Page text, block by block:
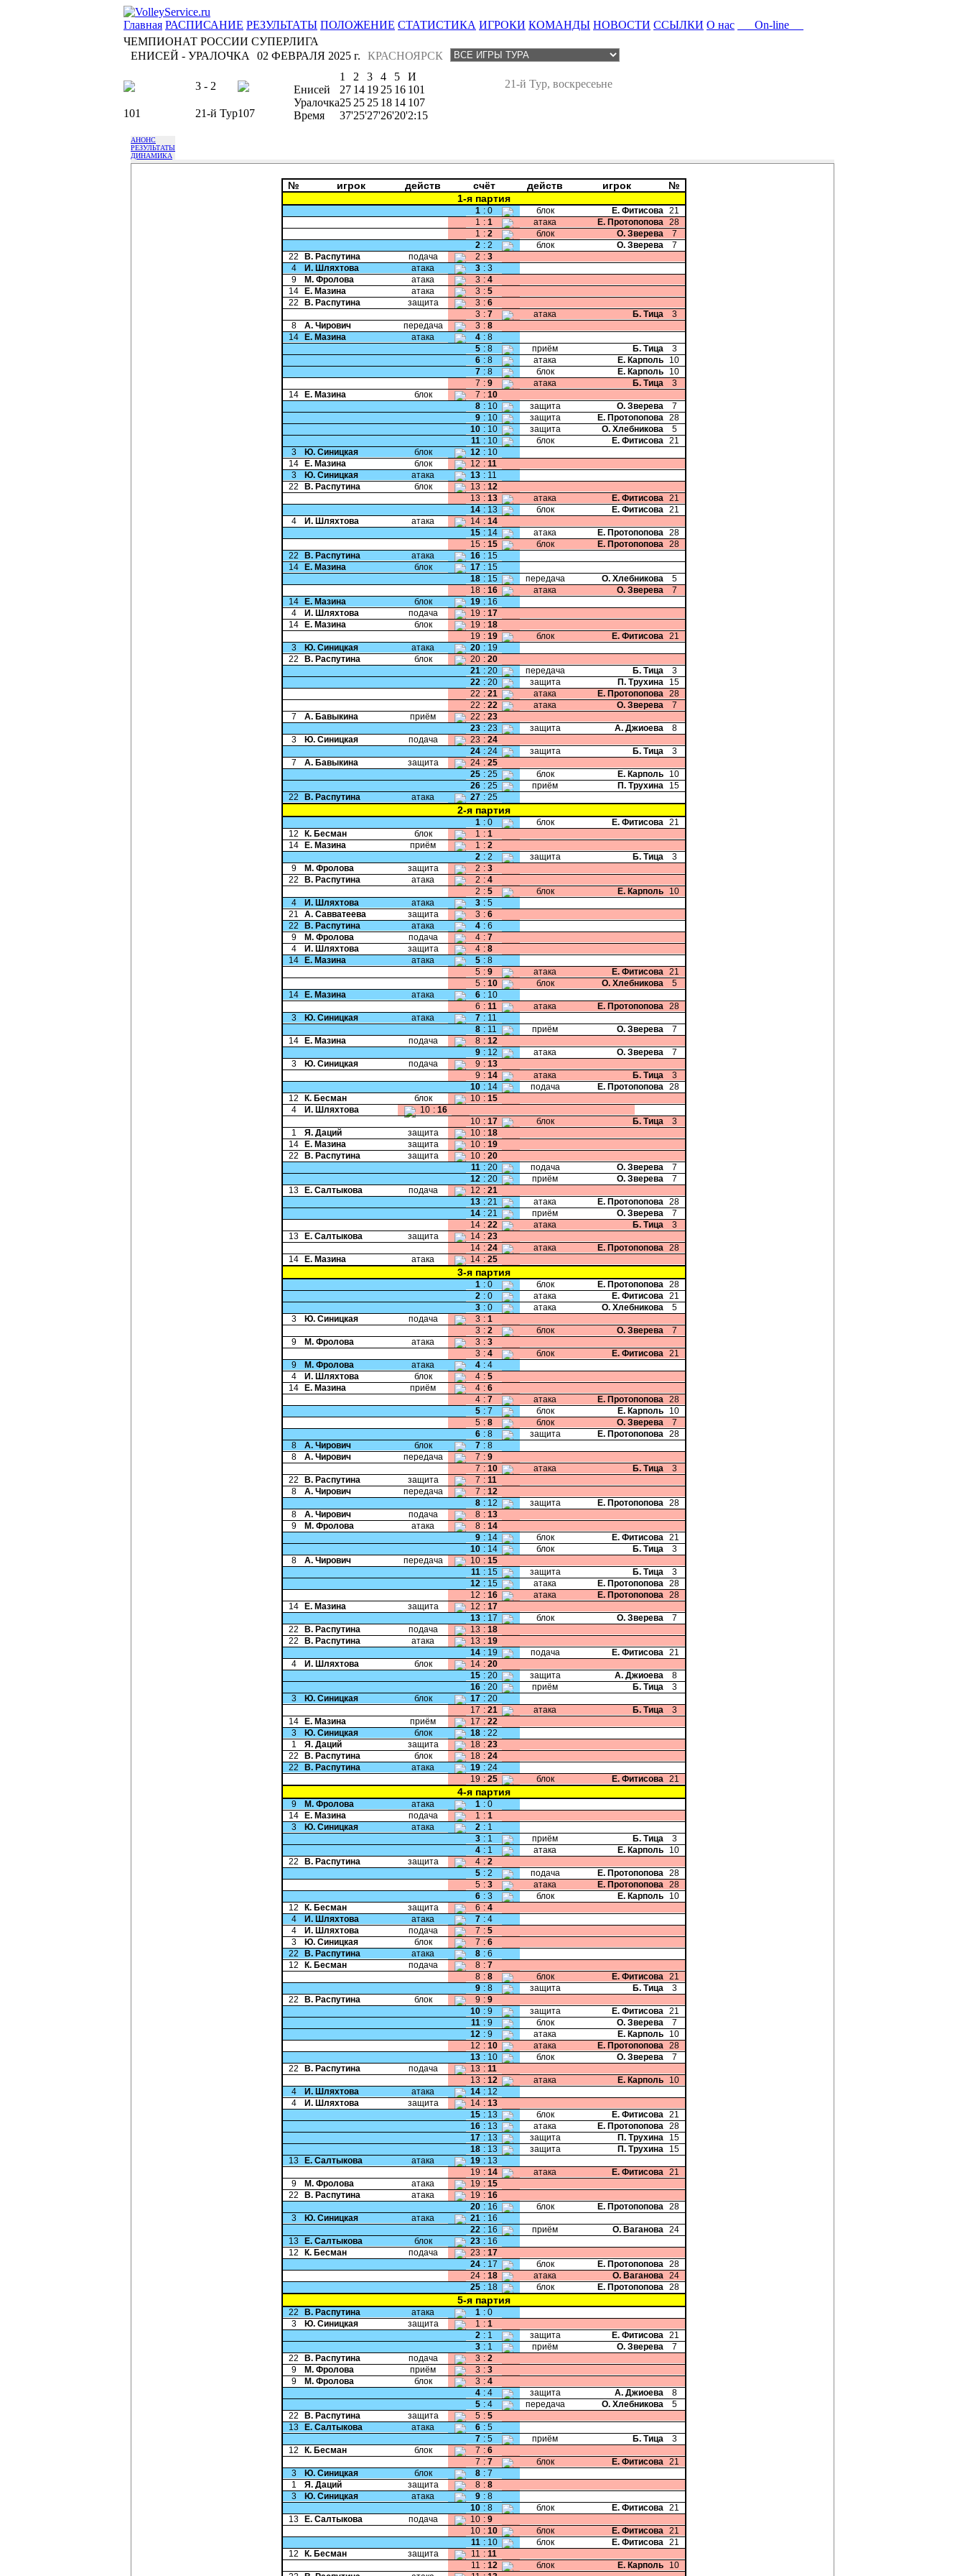
Главная РАСПИСАНИЕ РЕЗУЛЬТАТЫ ПОЛОЖЕНИЕ СТАТИСТИКА ИГРОКИ КОМАНДЫ НОВОСТИ ССЫЛКИ О нас
On-line
ЧЕМПИОНАТ РОССИИ СУПЕРЛИГА
ЕНИСЕЙ - УРАЛОЧКА
КРАСНОЯРСК
02 ФЕВРАЛЯ 2025 г.
3 - 2
101 21-й Тур107
21-й Тур, воскресеьне
1 2 3 4 5
И
Енисей
27 14 19 25 16 101
Уралочка25 25 25 18 14 107
Время
37'25'27'26'20'2:15
АНОНС
РЕЗУЛЬТАТЫ
ДИНАМИКА
№ игрок действ счёт действ игрок
№
1-я партия
1 : 0 блок Е. Фитисова 21
1 : 1 атака Е. Протопопова 28
1 : 2 блок О. Зверева
7
2 : 2 блок О. Зверева
7
22
В. Распутина подача 2 : 3
4
И. Шляхтова атака 3 : 3
9
М. Фролова атака 3 : 4
14
Е. Мазина атака 3 : 5
22
В. Распутина защита 3 : 6
3 : 7 атака Б. Тица
3
8
А. Чирович передача 3 : 8
14
Е. Мазина атака 4 : 8
5 : 8 приём Б. Тица
3
6 : 8 атака Е. Карполь
10
7 : 8 блок Е. Карполь
10
7 : 9 атака Б. Тица
3
14
Е. Мазина блок 7 : 10
8 : 10 защита О. Зверева
7
9 : 10 защита Е. Протопопова 28
10 : 10 защита О. Хлебникова
5
11 : 10 блок Е. Фитисова 21
3
Ю. Синицкая блок 12 : 10
14
Е. Мазина блок 12 : 11
3
Ю. Синицкая атака 13 : 11
22
В. Распутина блок 13 : 12
13 : 13 атака Е. Фитисова 21
14 : 13 блок Е. Фитисова 21
4
И. Шляхтова атака 14 : 14
15 : 14 атака Е. Протопопова 28
15 : 15 блок Е. Протопопова 28
22
В. Распутина атака 16 : 15
14
Е. Мазина блок 17 : 15
18 : 15 передача О. Хлебникова
5
18 : 16 атака О. Зверева
7
14
Е. Мазина блок 19 : 16
4
И. Шляхтова подача 19 : 17
14
Е. Мазина блок 19 : 18
19 : 19 блок Е. Фитисова 21
3
Ю. Синицкая атака 20 : 19
22
В. Распутина блок 20 : 20
21 : 20 передача Б. Тица
3
22 : 20 защита П. Трухина
15
22 : 21 атака Е. Протопопова 28
22 : 22 атака О. Зверева
7
7
А. Бавыкина приём 22 : 23
23 : 23 защита А. Джиоева
8
3
Ю. Синицкая подача 23 : 24
24 : 24 защита Б. Тица
3
7
А. Бавыкина защита 24 : 25
25 : 25 блок Е. Карполь
10
26 : 25 приём П. Трухина
15
22
В. Распутина атака 27 : 25
2-я партия
1 : 0 блок Е. Фитисова 21
12
К. Бесман блок 1 : 1
14
Е. Мазина приём 1 : 2
2 : 2 защита Б. Тица
3
9
М. Фролова защита 2 : 3
22
В. Распутина атака 2 : 4
2 : 5 блок Е. Карполь
10
4
И. Шляхтова атака 3 : 5
21
А. Савватеева защита 3 : 6
22
В. Распутина атака 4 : 6
9
М. Фролова подача 4 : 7
4
И. Шляхтова защита 4 : 8
14
Е. Мазина атака 5 : 8
5 : 9 атака Е. Фитисова 21
5 : 10 блок О. Хлебникова
5
14
Е. Мазина атака 6 : 10
6 : 11 атака Е. Протопопова 28
3
Ю. Синицкая атака 7 : 11
8 : 11 приём О. Зверева
7
14
Е. Мазина подача 8 : 12
9 : 12 атака О. Зверева
7
3
Ю. Синицкая подача 9 : 13
9 : 14 атака Б. Тица
3
10 : 14 подача Е. Протопопова 28
12
К. Бесман блок 10 : 15
4
И. Шляхтова 10 : 16
10 : 17 блок Б. Тица
3
1
Я. Даций защита 10 : 18
14
Е. Мазина защита 10 : 19
22
В. Распутина защита 10 : 20
11 : 20 подача О. Зверева
7
12 : 20 приём О. Зверева
7
13
Е. Салтыкова подача 12 : 21
13 : 21 атака Е. Протопопова 28
14 : 21 приём О. Зверева
7
14 : 22 атака Б. Тица
3
13
Е. Салтыкова защита 14 : 23
14 : 24 атака Е. Протопопова 28
14
Е. Мазина атака 14 : 25
3-я партия
1 : 0 блок Е. Протопопова 28
2 : 0 атака Е. Фитисова 21
3 : 0 атака О. Хлебникова
5
3
Ю. Синицкая подача 3 : 1
3 : 2 блок О. Зверева
7
9
М. Фролова атака 3 : 3
3 : 4 блок Е. Фитисова 21
9
М. Фролова атака 4 : 4
4
И. Шляхтова блок 4 : 5
14
Е. Мазина приём 4 : 6
4 : 7 атака Е. Протопопова 28
5 : 7 блок Е. Карполь
10
5 : 8 блок О. Зверева
7
6 : 8 защита Е. Протопопова 28
8
А. Чирович блок 7 : 8
8
А. Чирович передача 7 : 9
7 : 10 атака Б. Тица
3
22
В. Распутина защита 7 : 11
8
А. Чирович передача 7 : 12
8 : 12 защита Е. Протопопова 28
8
А. Чирович подача 8 : 13
9
М. Фролова атака 8 : 14
9 : 14 блок Е. Фитисова 21
10 : 14 блок Б. Тица
3
8
А. Чирович передача 10 : 15
11 : 15 защита Б. Тица
3
12 : 15 атака Е. Протопопова 28
12 : 16 атака Е. Протопопова 28
14
Е. Мазина защита 12 : 17
13 : 17 блок О. Зверева
7
22
В. Распутина подача 13 : 18
22
В. Распутина атака 13 : 19
14 : 19 подача Е. Фитисова 21
4
И. Шляхтова блок 14 : 20
15 : 20 защита А. Джиоева
8
16 : 20 приём Б. Тица
3
3
Ю. Синицкая блок 17 : 20
17 : 21 атака Б. Тица
3
14
Е. Мазина приём 17 : 22
3
Ю. Синицкая блок 18 : 22
1
Я. Даций защита 18 : 23
22
В. Распутина блок 18 : 24
22
В. Распутина атака 19 : 24
19 : 25 блок Е. Фитисова 21
4-я партия
9 М. Фролова атака 1 : 0
14
Е. Мазина подача 1 : 1
3
Ю. Синицкая атака 2 : 1
3 : 1 приём Б. Тица
3
4 : 1 атака Е. Карполь
10
22
В. Распутина защита 4 : 2
5 : 2 подача Е. Протопопова 28
5 : 3 атака Е. Протопопова 28
6 : 3 блок Е. Карполь
10
12
К. Бесман защита 6 : 4
4
И. Шляхтова атака 7 : 4
4
И. Шляхтова подача 7 : 5
3
Ю. Синицкая блок 7 : 6
22
В. Распутина атака 8 : 6
12
К. Бесман подача 8 : 7
8 : 8 блок Е. Фитисова 21
9 : 8 защита Б. Тица
3
22
В. Распутина блок 9 : 9
10 : 9 защита Е. Фитисова 21
11 : 9 блок О. Зверева
7
12 : 9 атака Е. Карполь
10
12 : 10 атака Е. Протопопова 28
13 : 10 блок О. Зверева
7
22
В. Распутина подача 13 : 11
13 : 12 атака Е. Карполь
10
4
И. Шляхтова атака 14 : 12
4
И. Шляхтова защита 14 : 13
15 : 13 блок Е. Фитисова 21
16 : 13 атака Е. Протопопова 28
17 : 13 защита П. Трухина
15
18 : 13 защита П. Трухина
15
13
Е. Салтыкова атака 19 : 13
19 : 14 атака Е. Фитисова 21
9
М. Фролова атака 19 : 15
22
В. Распутина атака 19 : 16
20 : 16 блок Е. Протопопова 28
3
Ю. Синицкая атака 21 : 16
22 : 16 приём О. Ваганова 24
13
Е. Салтыкова блок 23 : 16
12
К. Бесман подача 23 : 17
24 : 17 блок Е. Протопопова 28
24 : 18 атака О. Ваганова 24
25 : 18 блок Е. Протопопова 28
5-я партия
22 В. Распутина атака 1 : 0
3
Ю. Синицкая защита 1 : 1
2 : 1 защита Е. Фитисова 21
3 : 1 приём О. Зверева
7
22
В. Распутина подача 3 : 2
9
М. Фролова приём 3 : 3
9
М. Фролова блок 3 : 4
4 : 4 защита А. Джиоева
8
5 : 4 передача О. Хлебникова
5
22
В. Распутина защита 5 : 5
13
Е. Салтыкова атака 6 : 5
7 : 5 приём Б. Тица
3
12
К. Бесман блок 7 : 6
7 : 7 блок Е. Фитисова 21
3
Ю. Синицкая блок 8 : 7
1
Я. Даций защита 8 : 8
3
Ю. Синицкая атака 9 : 8
10 : 8 блок Е. Фитисова 21
13
Е. Салтыкова подача 10 : 9
10 : 10 блок Е. Фитисова 21
11 : 10 блок Е. Фитисова 21
12
К. Бесман защита 11 : 11
11 : 12 блок Е. Карполь
10